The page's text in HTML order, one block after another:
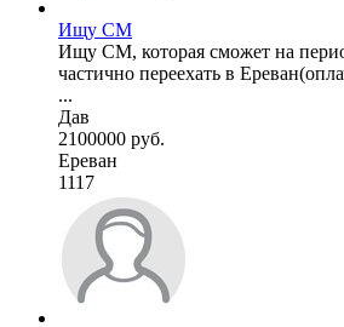
Ищу СМ
Ищу СМ, которая сможет на
частично переехать в
...
Дав
2100000 руб.
Ереван
1117